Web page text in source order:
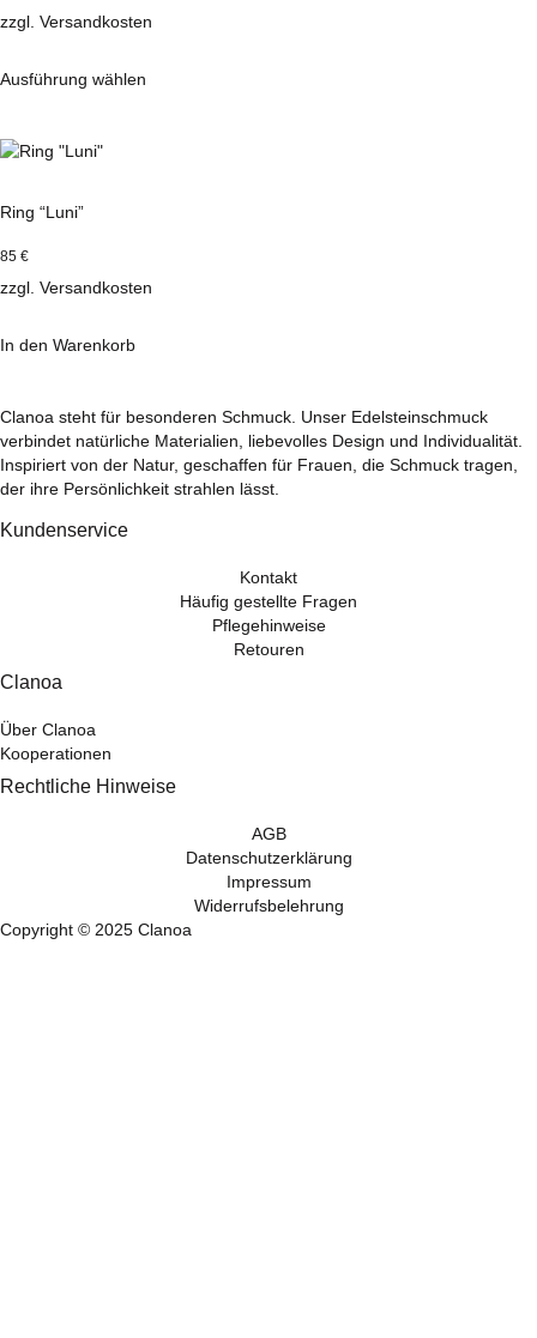
können
der
werden
zzgl. Versandkosten
Ausführung wählen
weist
auf.
können
der
werden
Ring “Luni”
85 €
zzgl. Versandkosten
In den Warenkorb
Clanoa steht für besonderen Schmuck. Unser Edelsteinschmuck
verbindet natürliche Materialien, liebevolles Design und Individualität.
Inspiriert von der Natur, geschaffen für Frauen, die Schmuck tragen,
der ihre Persönlichkeit strahlen lässt.
Kundenservice
Kontakt
Häufig gestellte Fragen
Pflegehinweise
Retouren
Clanoa
Über Clanoa
Kooperationen
Rechtliche Hinweise
AGB
Datenschutzerklärung
Impressum
Widerrufsbelehrung
Copyright © 2025 Clanoa